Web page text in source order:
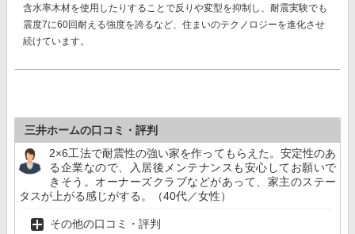
含水率木材を使用したりすることで反りや変型を抑制し、耐震実験でも
震度7に60回耐える強度を誇るなど、住まいのテクノロジーを進化させ
続けています。
三井ホームの口コミ・評判
2×6工法で耐震性の強い家を作ってもらえた。安定性のあ
る企業なので、入居後メンテナンスも安心してお願いで
きそう。オーナーズクラブなどがあって、家主のステー
タスが上がる感じがする。（40代／女性）
その他の口コミ・評判